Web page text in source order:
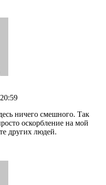
ничего смешного. Так
оскорбление на мой
других людей.